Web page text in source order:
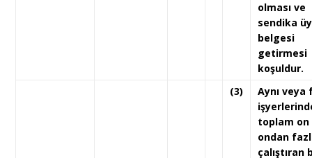
olması ve
sendika
belgesi
getirmesi
koşuldur.
(3)
Aynı veya
toplam on
ondan
çalıştıran